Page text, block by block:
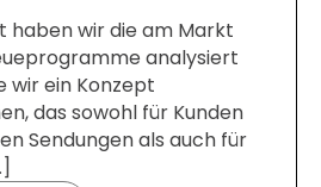
haben wir die am Markt
analysiert
wir ein Konzept
das sowohl für Kunden
Sendungen als auch für